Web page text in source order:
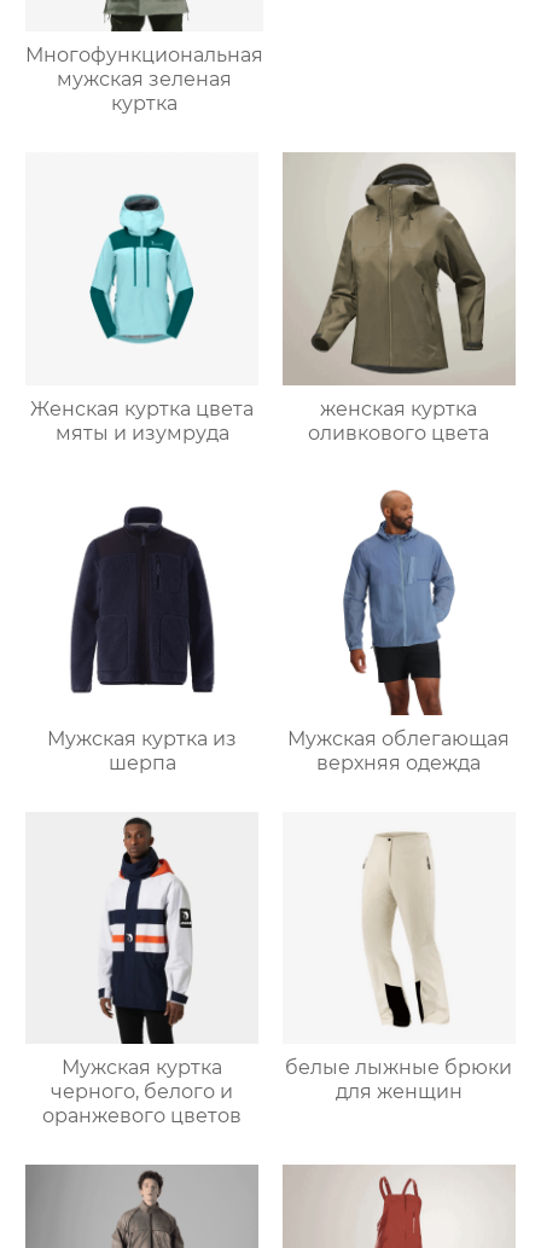
Многофункциональная
мужская зеленая
куртка
Женская куртка цвета
мяты и изумруда
женская куртка
оливкового цвета
Мужская куртка из
шерпа
Мужская облегающая
верхняя одежда
Мужская куртка
черного, белого и
оранжевого цветов
белые лыжные брюки
для женщин